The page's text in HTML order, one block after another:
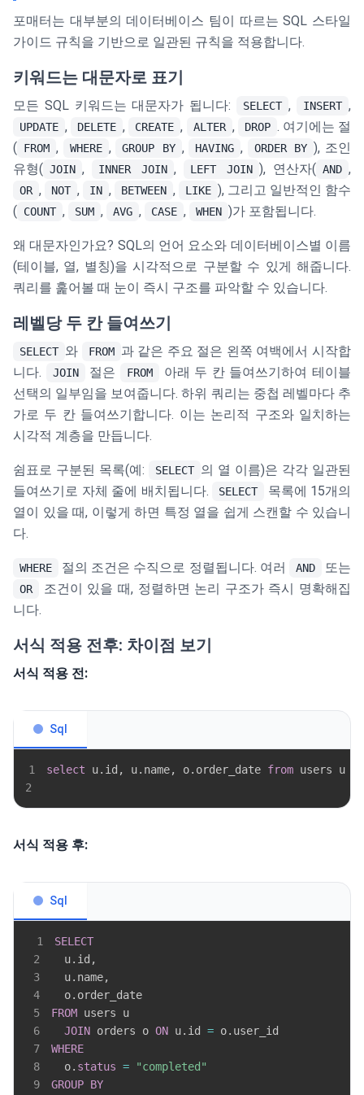
포매터는 대부분의 데이터베이스 팀이 따르는 SQL 스타일
가이드 규칙을 기반으로 일관된 규칙을 적용합니다.
키워드는 대문자로 표기
모든 SQL 키워드는 대문자가 됩니다: SELECT , INSERT ,
UPDATE , DELETE , CREATE , ALTER , DROP . 여기에는 절
( FROM , WHERE , GROUP BY , HAVING , ORDER BY ), 조인
유형( JOIN , INNER JOIN , LEFT JOIN ), 연산자( AND ,
OR , NOT , IN , BETWEEN , LIKE ), 그리고 일반적인 함수
( COUNT , SUM , AVG , CASE , WHEN )가 포함됩니다.
왜 대문자인가요? SQL의 언어 요소와 데이터베이스별 이름
(테이블, 열, 별칭)을 시각적으로 구분할 수 있게 해줍니다.
쿼리를 훑어볼 때 눈이 즉시 구조를 파악할 수 있습니다.
레벨당 두 칸 들여쓰기
SELECT 와 FROM 과 같은 주요 절은 왼쪽 여백에서 시작합
니다.
JOIN 절은 FROM
아래 두 칸 들여쓰기하여 테이블
선택의 일부임을 보여줍니다. 하위 쿼리는 중첩 레벨마다 추
가로 두 칸 들여쓰기합니다. 이는 논리적 구조와 일치하는
시각적 계층을 만듭니다.
쉼표로 구분된 목록(예: SELECT 의 열 이름)은 각각 일관된
들여쓰기로 자체 줄에 배치됩니다.
SELECT
목록에 15개의
열이 있을 때, 이렇게 하면 특정 열을 쉽게 스캔할 수 있습니
다.
WHERE 절의 조건은 수직으로 정렬됩니다. 여러 AND 또는
OR
조건이 있을 때, 정렬하면 논리 구조가 즉시 명확해집
니다.
서식 적용 전후: 차이점 보기
서식 적용 전:
Sql
1 select u. id , u. name, o. order_date from users u
2
서식 적용 후:
Sql
1
SELECT
2
  u
. id ,
3
  u
. name,
4
  o
.
order_date
5
FROM
users u
6
JOIN orders o ON u. id = o.
7
WHERE
8
  o
. status =
"completed"
9
GROUP BY